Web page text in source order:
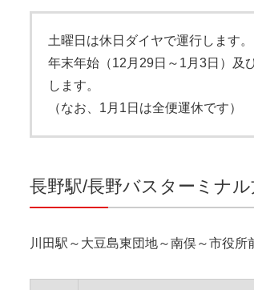
土曜日は休日ダイヤで運行します。
年末年始（12月29日～1月3日）及
します。
（なお、1月1日は全便運休です）
長野駅/長野バスターミナル
川田駅～大豆島東団地～南俣～市役所